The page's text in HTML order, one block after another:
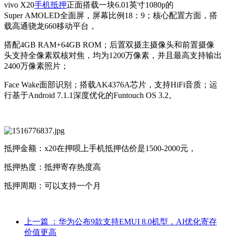
vivo X20手机抵押正面搭载一块6.01英寸1080p的
Super AMOLED全面屏，屏幕比例18：9；核心配置方面，搭
载高通骁龙660移动平台，
搭配4GB RAM+64GB ROM；后置双摄主摄像头和前置摄像
头支持全像素双核对焦，均为1200万像素，并且最高支持输出
2400万像素照片；
Face Wake面部识别；搭载AK4376A芯片，支持HiFi音质；运
行基于Android 7.1.1深度优化的Funtouch OS 3.2。
抵押金额：x20在押呗上手机抵押估价是1500-2000元，
抵押热度：抵押寄存热度高
抵押周期：可以支持一个月
上一篇
：华为公布9款支持EMUI 8.0机型，AI优化寄存
价值更高